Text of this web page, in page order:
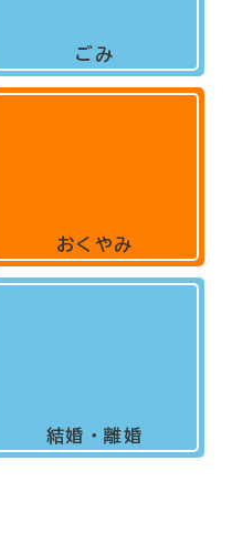
ごみ
おくやみ
結婚・離婚